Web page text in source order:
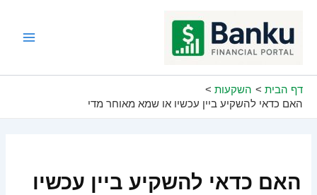
דף הבית
השקעות
האם כדאי להשקיע ביין עכשיו או שמא מאוחר מדי
האם כדאי להשקיע ביין עכשיו